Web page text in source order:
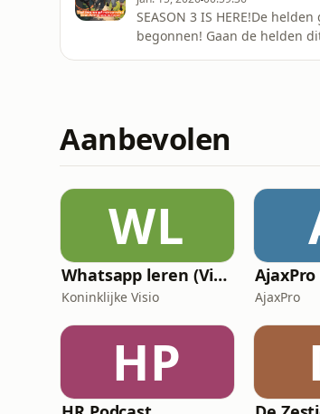
SEASON 3 IS HERE!De
begonnen! Gaan de helden
Aanbevolen
WL
Whatsapp leren (Visio Podcast)
Koninklijke Visio
AjaxPro
AjaxPro
HP